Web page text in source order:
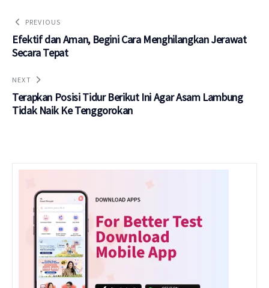
PREVIOUS
Efektif dan Aman, Begini Cara Menghilangkan Jerawat
Secara Tepat
NEXT
Terapkan Posisi Tidur Berikut Ini Agar Asam Lambung
Tidak Naik Ke Tenggorokan